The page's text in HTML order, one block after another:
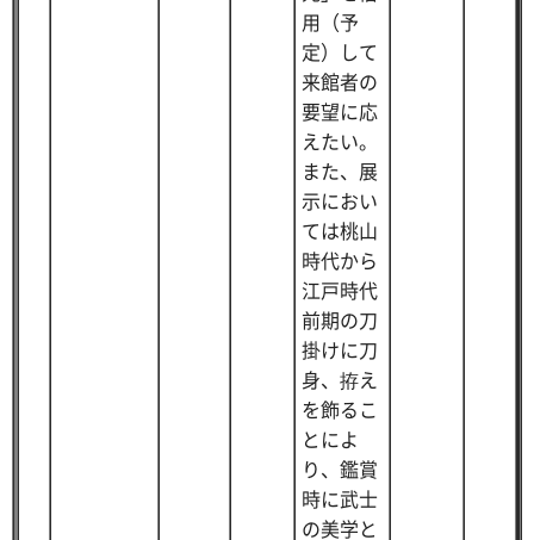
用（予
定）して
来館者の
要望に応
えたい。
また、展
示におい
ては桃山
時代から
江戸時代
前期の刀
掛けに刀
身、拵え
を飾るこ
とによ
り、鑑賞
時に武士
の美学と